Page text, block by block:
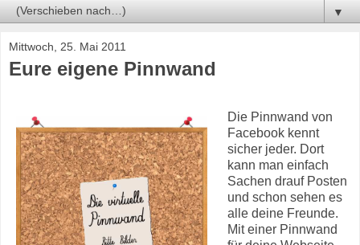
▼
Mittwoch, 25. Mai 2011
Eure eigene Pinnwand
Die Pinnwand von
Facebook kennt
sicher jeder. Dort
kann man einfach
Sachen drauf Posten
und schon sehen es
alle deine Freunde.
Mit einer Pinnwand